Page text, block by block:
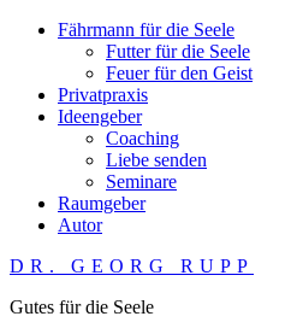
Fährmann für die Seele
Futter für die Seele
Feuer für den Geist
Privatpraxis
Ideengeber
Coaching
Liebe senden
Seminare
Raumgeber
Autor
DR. GEORG RUPP
Gutes für die Seele